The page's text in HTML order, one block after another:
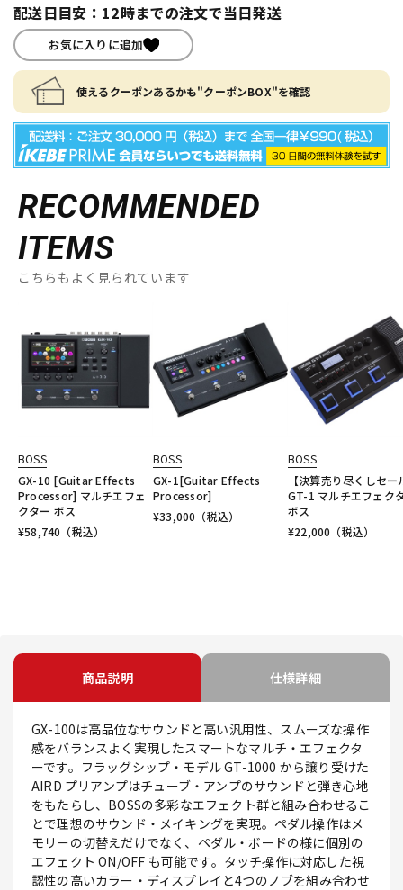
配送日目安：12時までの注文で当日発送
お気に入りに追加
使えるクーポンあるかも"クーポンBOX"を確認
RECOMMENDED
ITEMS
こちらもよく見られています
BOSS
GX-10 [Guitar Effects
Processor] マルチエフェ
クター ボス
¥58,740 （税込）
BOSS
GX-1[Guitar Effects
Processor]
¥33,000 （税込）
BOSS
【決算売り尽くしセー
GT-1 マルチエフェク
ボス
¥22,000 （税込）
商品説明 仕様詳細
GX-100は高品位なサウンドと高い汎用性、スムーズな操作
感をバランスよく実現したスマートなマルチ・エフェクタ
ーです。フラッグシップ・モデル GT-1000 から譲り受けた
AIRD プリアンプはチューブ・アンプのサウンドと弾き心地
をもたらし、BOSSの多彩なエフェクト群と組み合わせるこ
とで理想のサウンド・メイキングを実現。ペダル操作はメ
モリーの切替えだけでなく、ペダル・ボードの様に個別の
エフェクト ON/OFF も可能です。タッチ操作に対応した視
認性の高いカラー・ディスプレイと4つのノブを組み合わせ